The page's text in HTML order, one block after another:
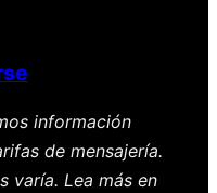
información
de mensajería.
varía. Lea más en